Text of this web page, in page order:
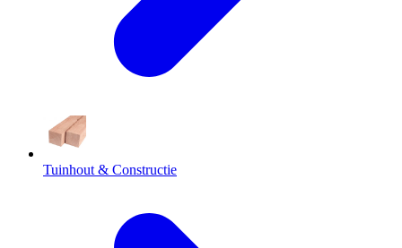
Tuinhout & Constructie